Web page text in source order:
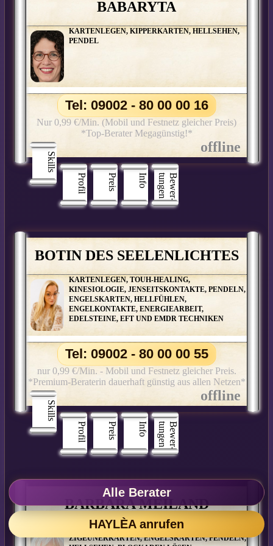
BABARYTA
KARTENLEGEN, KIPPERKARTEN, HELLSEHEN,
PENDEL
Skills
Profil
Preis Info B
e
w
e
r
­
t
u
n
g
e
n
Tel: 09002 - 80 00 00 16
Nur 0,99 €/Min. (Mobil und Festnetz gleicher Preis)
*Top-Berater Megagünstig!*
BOTIN DES SEELENLICHTES
KARTENLEGEN, TOUH-HEALING,
KINESIOLOGIE, JENSEITSKONTAKTE, PENDELN,
ENGELSKARTEN, HELLFÜHLEN,
ENGELKONTAKTE, ENERGIEARBEIT,
EDELSTEINE, EFT UND EMDR TECHNIKEN
Skills
Profil
Preis Info B
e
w
e
r
­
t
u
n
g
e
n
Tel: 09002 - 80 00 00 55
nur 0,99 €/Min. - Mobil und Festnetz gleicher Preis.
*Premium-Beraterin dauerhaft günstig aus allen Netzen*
BARBARA MEILAND
KARTENLEGEN, LENORMANDKARTEN,
ZIGEUNERKARTEN, ENGELSKARTEN, PENDELN,
HAYLÈA anrufen
Alle Berater